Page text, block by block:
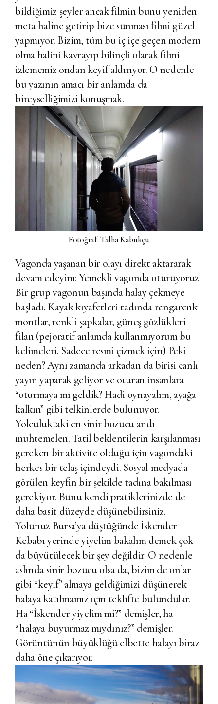
bildiğimiz şeyler ancak filmin bunu yeniden
meta haline getirip bize sunması filmi güzel
yapmıyor. Bizim, tüm bu iç içe geçen modern
olma halini kavrayıp bilinçli olarak filmi
izlememiz ondan keyif aldırıyor. O nedenle
bu yazının amacı bir anlamda da
bireyselliğimizi konuşmak.
Fotoğraf: Talha Kabukçu
Vagonda yaşanan bir olayı direkt aktararak
devam edeyim: Yemekli vagonda oturuyoruz.
Bir grup vagonun başında halay çekmeye
başladı. Kayak kıyafetleri tadında rengarenk
montlar, renkli şapkalar, güneş gözlükleri
filan (pejoratif anlamda kullanmıyorum bu
kelimeleri. Sadece resmi çizmek için) Peki
neden? Aynı zamanda arkadan da birisi canlı
yayın yaparak geliyor ve oturan insanlara
“oturmaya mı geldik? Hadi oynayalım, ayağa
kalkın” gibi telkinlerde bulunuyor.
Yolculuktaki en sinir bozucu andı
muhtemelen. Tatil beklentilerin karşılanması
gereken bir aktivite olduğu için vagondaki
herkes bir telaş içindeydi. Sosyal medyada
görülen keyfin bir şekilde tadına bakılması
gerekiyor. Bunu kendi pratiklerinizde de
daha basit düzeyde düşünebilirsiniz.
Yolunuz Bursa’ya düştüğünde İskender
Kebabı yerinde yiyelim bakalım demek çok
da büyütülecek bir şey değildir. O nedenle
aslında sinir bozucu olsa da, bizim de onlar
gibi “keyif” almaya geldiğimizi düşünerek
halaya katılmamız için teklifte bulundular.
Ha “İskender yiyelim mi?” demişler, ha
“halaya buyurmaz mıydınız?” demişler.
Görüntünün büyüklüğü elbette halayı biraz
daha öne çıkarıyor.